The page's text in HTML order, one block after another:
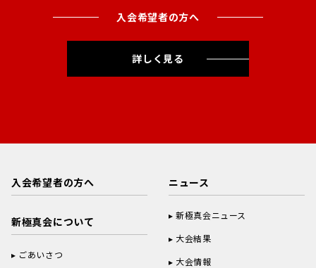
入会希望者の方へ
詳しく見る
入会希望者の方へ
新極真会について
ごあいさつ
ニュース
新極真会ニュース
大会結果
大会情報